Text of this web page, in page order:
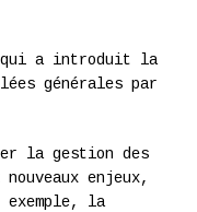
a introduit la
générales par
la gestion des
enjeux,
exemple, la